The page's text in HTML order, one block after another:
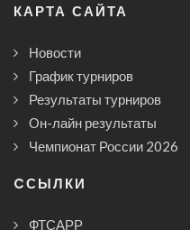
КАРТА САЙТА
Новости
График турниров
Результаты турниров
Он-лайн результаты
Чемпионат России 2026
CСЫЛКИ
ФТСАРР